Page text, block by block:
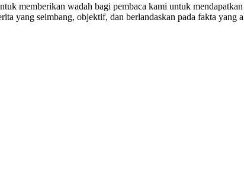
memberikan wadah bagi pembaca kami untuk
yang seimbang, objektif, dan berlandaskan pada fakta yang